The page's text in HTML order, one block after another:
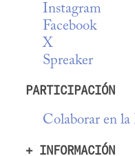
Instagram
Facebook
X
Spreaker
PARTICIPACIÓN
Colaborar en la
+ INFORMACIÓN